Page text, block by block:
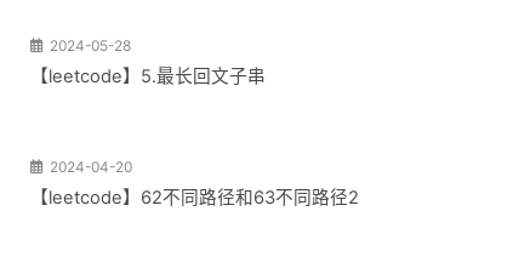
2024-05-28
【leetcode】5.最长回文子串
2024-04-20
【leetcode】62不同路径和63不同路径2